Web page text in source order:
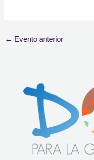
← Evento anterior